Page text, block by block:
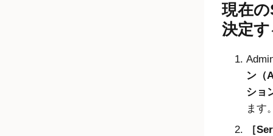
現在
決定
ン（
ショ
ます